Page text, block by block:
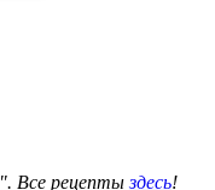
". Все рецептыздесь!